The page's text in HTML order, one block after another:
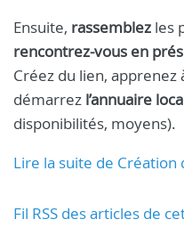
Ensuite, rassemblez les
rencontrez-vous en
Créez du lien, apprenez
démarrez l’annuaire
disponibilités, moyens).
Lire la suite de Création
Fil RSS des articles de